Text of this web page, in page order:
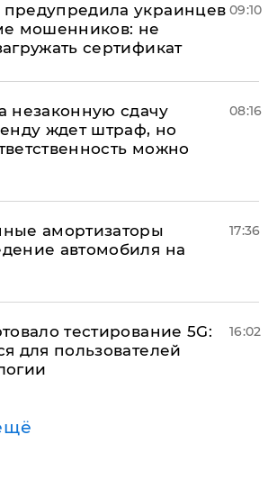
украинцев
мошенников: не
сертификат
09:10
незаконную сдачу
ждет штраф, но
можно
08:16
амортизаторы
автомобиля на
17:36
тестирование 5G:
для пользователей
16:02